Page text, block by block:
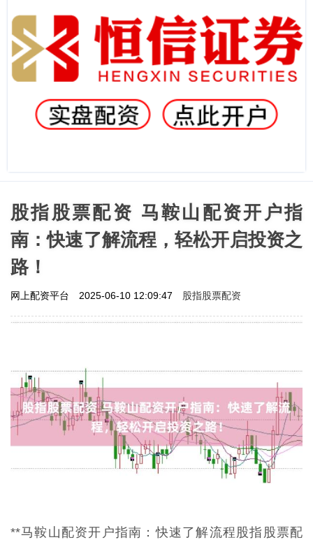
股指股票配资 马鞍山配资开户指
南：快速了解流程，轻松开启投资之
路！
网上配资平台 2025-06-10 12:09:47 股指股票配资
**马鞍山配资开户指南：快速了解流程股指股票配